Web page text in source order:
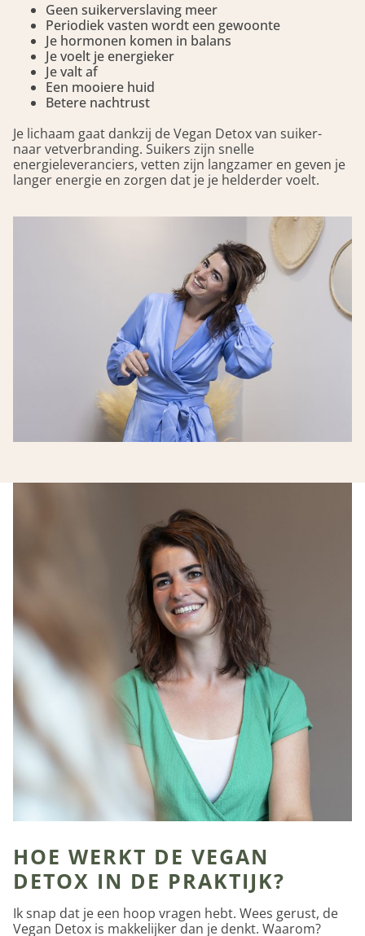
Geen suikerverslaving meer
Periodiek vasten wordt een gewoonte
Je hormonen komen in balans
Je voelt je energieker
Je valt af
Een mooiere huid
Betere nachtrust
Je lichaam gaat dankzij de Vegan Detox van suiker-
naar vetverbranding. Suikers zijn snelle
energieleveranciers, vetten zijn langzamer en geven je
langer energie en zorgen dat je je helderder voelt.
HOE WERKT DE VEGAN
DETOX IN DE PRAKTIJK?
Ik snap dat je een hoop vragen hebt. Wees gerust, de
Vegan Detox is makkelijker dan je denkt. Waarom?